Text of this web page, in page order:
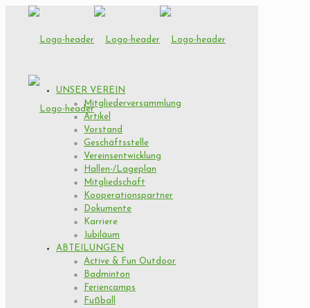
UNSER VEREIN
Mitgliederversammlung
Artikel
Vorstand
Geschäftsstelle
Vereinsentwicklung
Hallen-/Lageplan
Mitgliedschaft
Kooperationspartner
Dokumente
Karriere
Jubiläum
ABTEILUNGEN
Active & Fun Outdoor
Badminton
Feriencamps
Fußball